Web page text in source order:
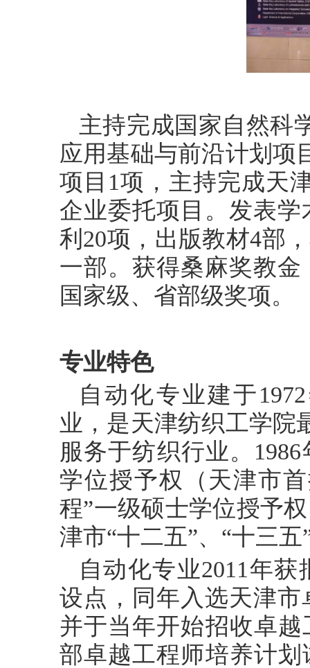
主持完成国家自然科
应用基础与前沿计划项
项目1项，主持完成天
企业委托项目。发表
利20项，出版教材4部
一部。获得桑麻奖教
国家级、省部级奖项。
专业特色
自动化专业建于
业，是天津纺织工学院
服务于纺织行业。
学位授予权（天津市
程”一级硕士学位授予
津市“十二五”、“十三
自动化专业2011年获
设点，同年入选天津
并于当年开始招收卓
部卓越工程师培养计划